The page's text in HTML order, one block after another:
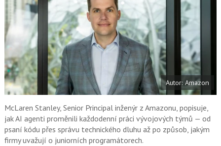
l
e
a
a
c
e
b
o
o
k
Autor: Amazon
McLaren Stanley, Senior Principal inženýr z Amazonu, popisuje,
jak AI agenti proměnili každodenní práci vývojových týmů — od
psaní kódu přes správu technického dluhu až po způsob, jakým
firmy uvažují o juniorních programátorech.